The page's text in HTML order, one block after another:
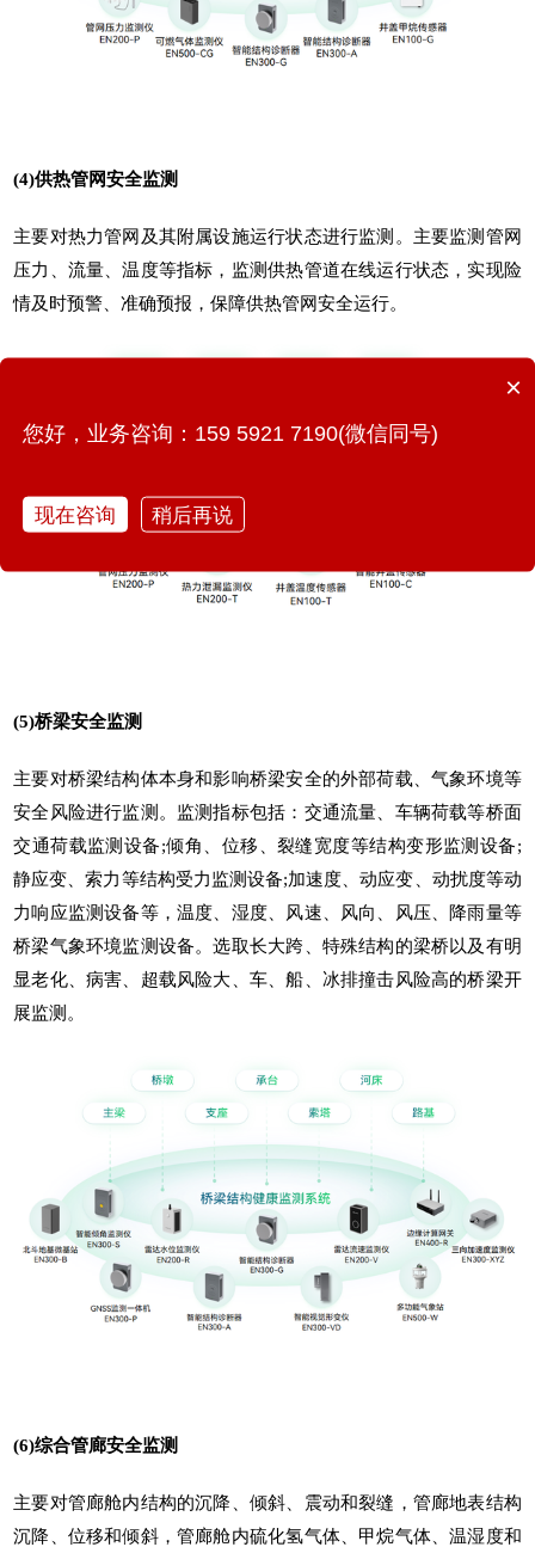
(4)供热管网安全监测
主要对热力管网及其附属设施运行状态进行监测。主要监测管网
压力、流量、温度等指标，监测供热管道在线运行状态，实现险
情及时预警、准确预报，保障供热管网安全运行。
(5)桥梁安全监测
主要对桥梁结构体本身和影响桥梁安全的外部荷载、气象环境等
安全风险进行监测。监测指标包括：交通流量、车辆荷载等桥面
交通荷载监测设备;倾角、位移、裂缝宽度等结构变形监测设备;
静应变、索力等结构受力监测设备;加速度、动应变、动扰度等动
力响应监测设备等，温度、湿度、风速、风向、风压、降雨量等
桥梁气象环境监测设备。选取长大跨、特殊结构的梁桥以及有明
显老化、病害、超载风险大、车、船、冰排撞击风险高的桥梁开
展监测。
(6)综合管廊安全监测
主要对管廊舱内结构的沉降、倾斜、震动和裂缝，管廊地表结构
沉降、位移和倾斜，管廊舱内硫化氢气体、甲烷气体、温湿度和
×
您好，业务咨询：159 5921 7190(微信同号)
现在咨询 稍后再说